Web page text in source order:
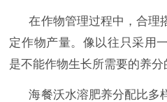
在作物管理过程中，合理
定作物产量。像以往只采用
是不能作物生长所需要的养分
海餐沃水溶肥养分配比多